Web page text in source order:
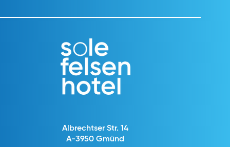
Albrechtser Str. 14
A-3950 Gmünd